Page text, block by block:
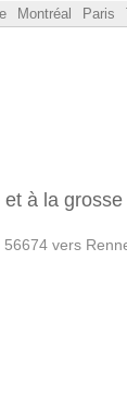
Montréal Paris
à la
56674 vers